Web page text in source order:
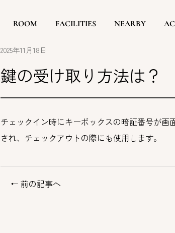
ROOM FACILITIES NEARBY
2025年11月18日
鍵の受け取り方法は？
チェックイン時にキーボックスの暗証番号が
され、チェックアウトの際にも使用します。
← 前の記事へ